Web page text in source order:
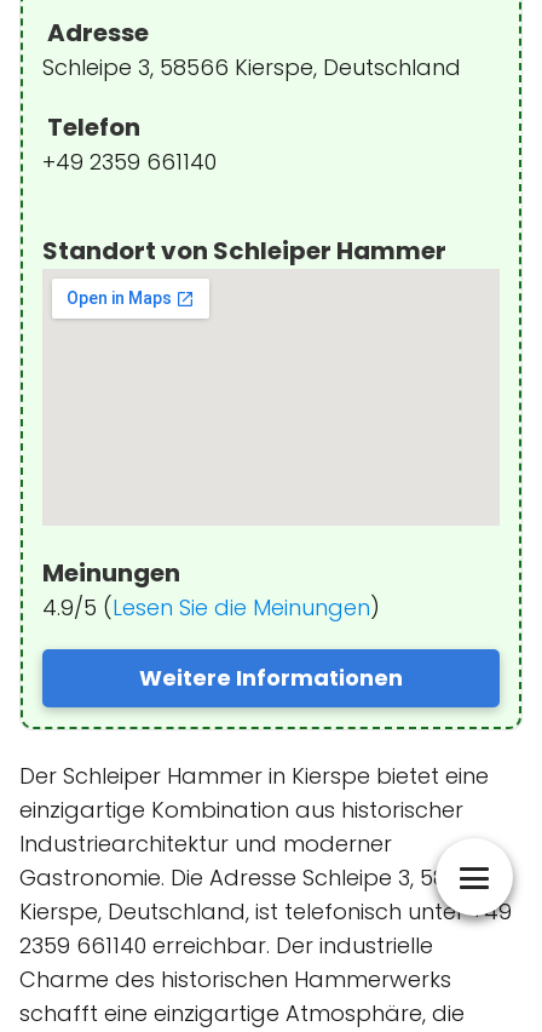
Adresse
Schleipe 3, 58566 Kierspe, Deutschland
Telefon
+49 2359 661140
Standort von Schleiper Hammer
Meinungen
4.9/5 (Lesen Sie die Meinungen)
Weitere Informationen
Der Schleiper Hammer in Kierspe bietet eine
einzigartige Kombination aus historischer
Industriearchitektur und moderner
Gastronomie. Die Adresse Schleipe 3, 58566
Kierspe, Deutschland, ist telefonisch unter +49
2359 661140 erreichbar. Der industrielle
Charme des historischen Hammerwerks
schafft eine einzigartige Atmosphäre, die